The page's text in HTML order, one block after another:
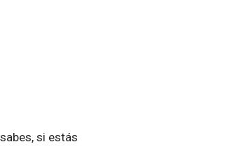
si estás